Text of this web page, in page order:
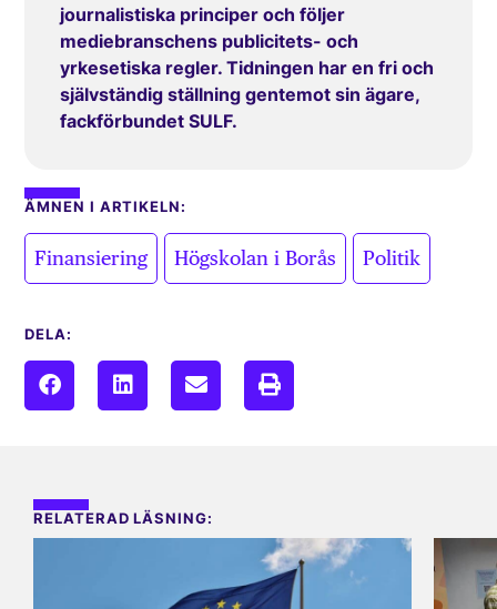
journalistiska principer och följer
mediebranschens publicitets- och
yrkesetiska regler. Tidningen har en fri och
självständig ställning gentemot sin ägare,
fackförbundet SULF.
ÄMNEN I ARTIKELN:
Finansiering Högskolan i Borås Politik
DELA:
RELATERAD LÄSNING: